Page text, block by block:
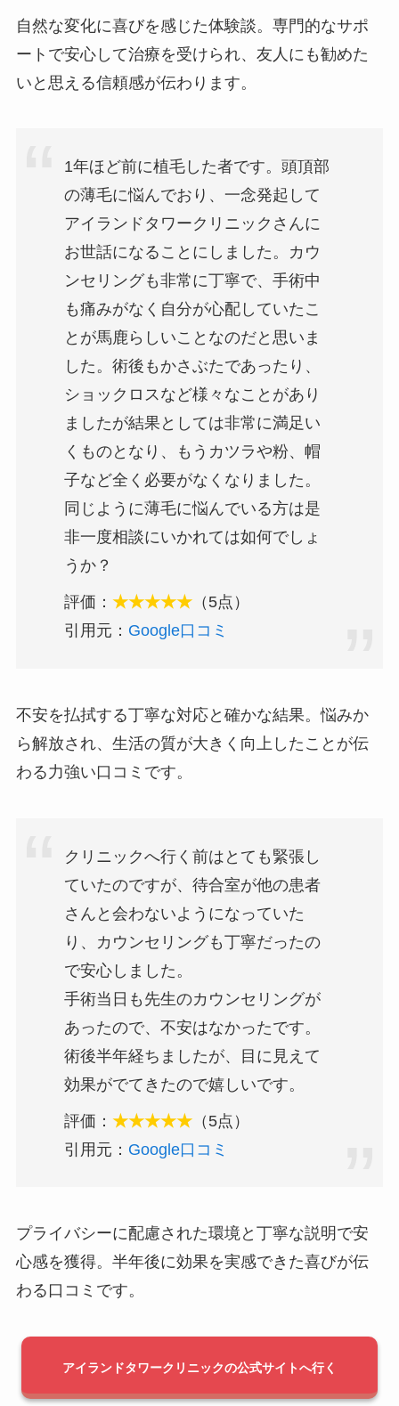
自然な変化に喜びを感じた体験談。専門的なサポ
ートで安心して治療を受けられ、友人にも勧めた
いと思える信頼感が伝わります。
1年ほど前に植毛した者です。頭頂部
の薄毛に悩んでおり、一念発起して
アイランドタワークリニックさんに
お世話になることにしました。カウ
ンセリングも非常に丁寧で、手術中
も痛みがなく自分が心配していたこ
とが馬鹿らしいことなのだと思いま
した。術後もかさぶたであったり、
ショックロスなど様々なことがあり
ましたが結果としては非常に満足い
くものとなり、もうカツラや粉、帽
子など全く必要がなくなりました。
同じように薄毛に悩んでいる方は是
非一度相談にいかれては如何でしょ
うか？
評価： ★★★★★（5点）
引用元： Google口コミ
不安を払拭する丁寧な対応と確かな結果。悩みか
ら解放され、生活の質が大きく向上したことが伝
わる力強い口コミです。
クリニックへ行く前はとても緊張し
ていたのですが、待合室が他の患者
さんと会わないようになっていた
り、カウンセリングも丁寧だったの
で安心しました。
手術当日も先生のカウンセリングが
あったので、不安はなかったです。
術後半年経ちましたが、目に見えて
効果がでてきたので嬉しいです。
評価： ★★★★★（5点）
引用元： Google口コミ
プライバシーに配慮された環境と丁寧な説明で安
心感を獲得。半年後に効果を実感できた喜びが伝
わる口コミです。
アイランドタワークリニックの公式サイトへ行く